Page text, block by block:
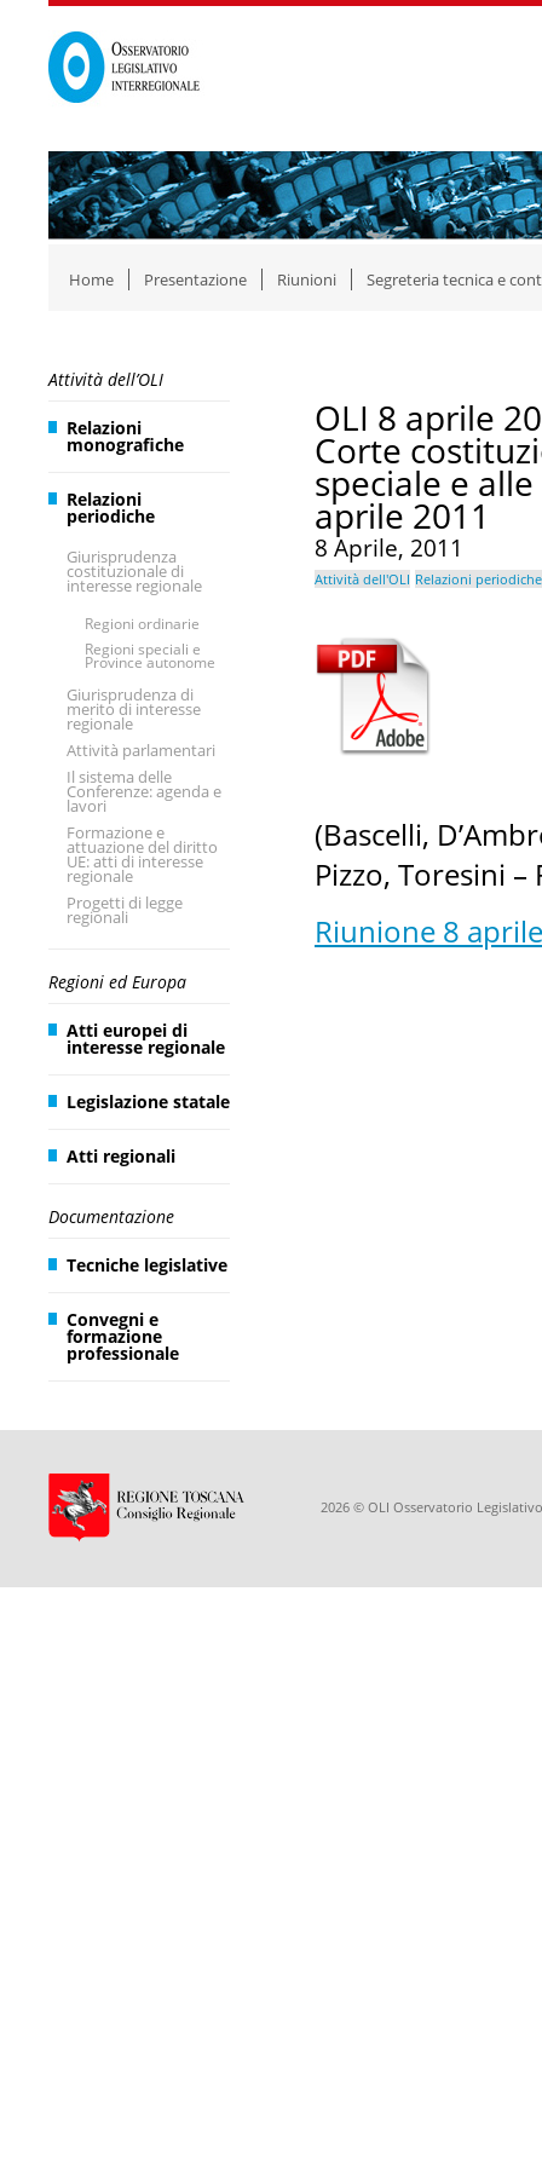
Home Presentazione Riunioni Segreteria tecnica e
Attività dell’OLI
Relazioni
monografiche
Relazioni
periodiche
Giurisprudenza
costituzionale di
interesse regionale
Regioni ordinarie
Regioni speciali e
Province autonome
Giurisprudenza di
merito di interesse
regionale
Attività parlamentari
Il sistema delle
Conferenze: agenda e
lavori
Formazione e
attuazione del diritto
UE: atti di interesse
regionale
Progetti di legge
regionali
Regioni ed Europa
Atti europei di
interesse regionale
Legislazione statale
Atti regionali
Documentazione
Tecniche legislative
Convegni e
formazione
professionale
OLI 8 aprile
Corte
speciale e
aprile 2011
8 Aprile, 2011
Attività dell'OLI Relazioni periodiche
(Bascelli,
Pizzo, Toresini
Riunione 8
2026 © OLI Osservatorio